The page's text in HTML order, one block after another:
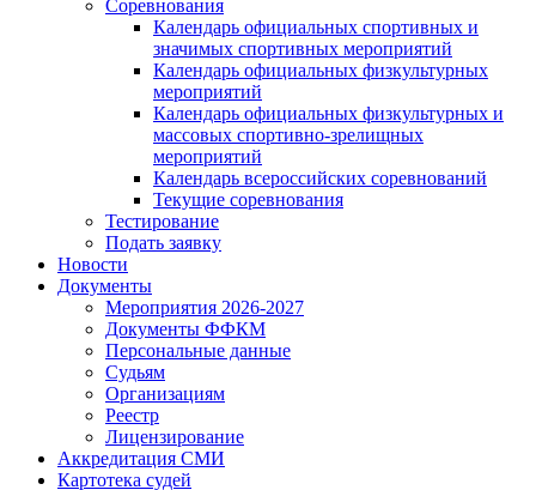
Соревнования
Календарь официальных спортивных и
значимых спортивных мероприятий
Календарь официальных физкультурных
мероприятий
Календарь официальных физкультурных и
массовых спортивно-зрелищных
мероприятий
Календарь всероссийских соревнований
Текущие соревнования
Тестирование
Подать заявку
Новости
Документы
Мероприятия 2026-2027
Документы ФФКМ
Персональные данные
Судьям
Организациям
Реестр
Лицензирование
Аккредитация СМИ
Картотека судей